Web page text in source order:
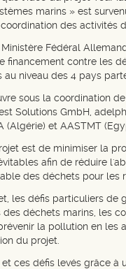
marins » est
des activités
Fédéral
financement contre les
niveau des 4 pays
sous la coordination
Solutions GmbH,
(Algérie) et AASTMT
est de minimiser la
afin de réduire
des déchets pour les
les défis particuliers de
déchets marins, les
la pollution en les
du projet.
ces défis levés grâce à